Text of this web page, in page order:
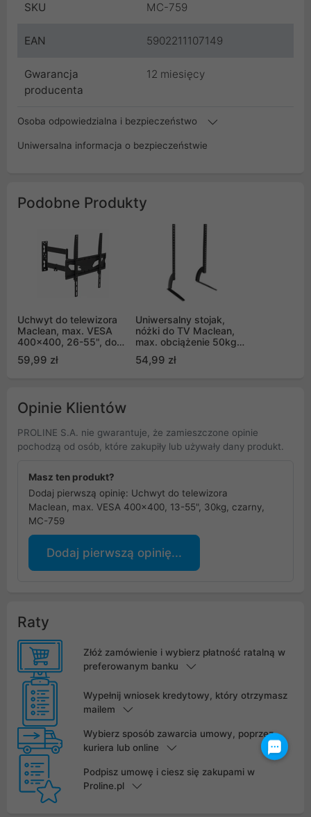
SKU MC-759
EAN 5902211107149
Gwarancja
producenta
12 miesięcy
Osoba odpowiedzialna i bezpieczeństwo
Uniwersalna informacja o bezpieczeństwie
Podobne Produkty
Uchwyt do telewizora
Maclean, max. VESA
400x400, 26-55", do
30kg, długie ramię
pasuje do
59,99 zł
Uniwersalny stojak,
nóżki do TV Maclean,
max. obciążenie 50kg,
max. VESA 800x500,
dla TV 32-70", MC-954
54,99 zł
Opinie Klientów
PROLINE S.A. nie gwarantuje, że zamieszczone opinie
pochodzą od osób, które zakupiły lub używały dany produkt.
Masz ten produkt?
Dodaj pierwszą opinię: Uchwyt do telewizora
Maclean, max. VESA 400x400, 13-55", 30kg, czarny,
MC-759
Dodaj pierwszą opinię...
Raty
Złóż zamówienie i wybierz płatność ratalną w
preferowanym banku
Wypełnij wniosek kredytowy, który otrzymasz
mailem
Wybierz sposób zawarcia umowy, poprzez
kuriera lub online
Podpisz umowę i ciesz się zakupami w
Proline.pl